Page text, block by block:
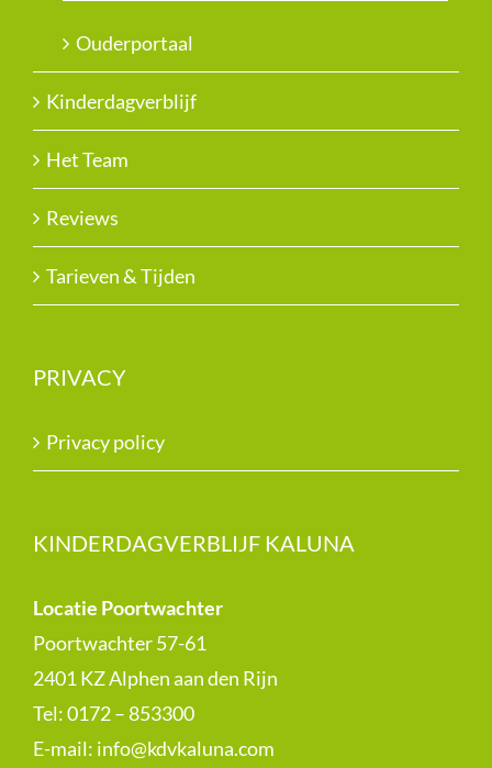
Ouderportaal
Kinderdagverblijf
Het Team
Reviews
Tarieven & Tijden
PRIVACY
Privacy policy
KINDERDAGVERBLIJF KALUNA
Locatie Poortwachter
Poortwachter 57-61
2401 KZ Alphen aan den Rijn
Tel: 0172 – 853300
E-mail: info@kdvkaluna.com